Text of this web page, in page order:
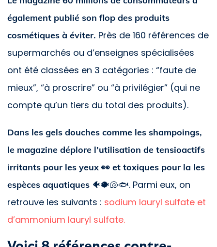
également publié son flop des produits
cosmétiques à éviter. Près de 160 références de
supermarchés ou d’enseignes spécialisées
ont été classées en 3 catégories : “faute de
mieux”, “à proscrire” ou “à privilégier” (qui ne
compte qu’un tiers du total des produits).
Dans les gels douches comme les shampoings,
le magazine déplore l’utilisation de tensioactifs
irritants pour les yeux 👀 et toxiques pour la les
espèces aquatiques 🐠🐡🐚🐟. Parmi eux, on
retrouve les suivants : sodium lauryl sulfate et
d’ammonium lauryl sulfate.